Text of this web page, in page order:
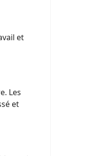
et
Les
et